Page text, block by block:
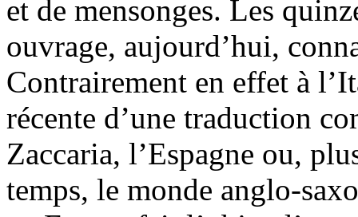
et de mensonges. Les
ouvrage, aujourd’hui,
Contrairement en effet à
récente d’une traduction
Zaccaria, l’Espagne ou,
temps, le monde anglo-